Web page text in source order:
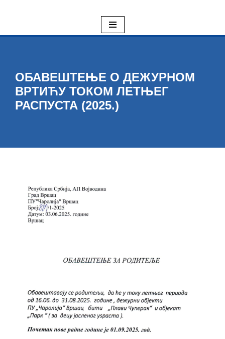
na
ОБАВЕШТЕЊЕ О ДЕЖУРНОМ
ВРТИЋУ ТОКОМ ЛЕТЊЕГ
РАСПУСТА (2025.)